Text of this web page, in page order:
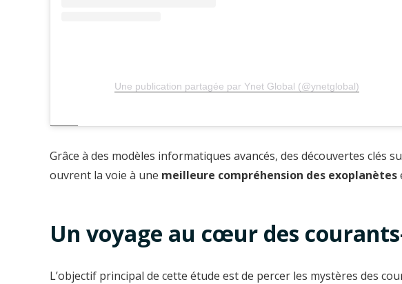
Une publication partagée par Ynet Global (@ynetglobal)
Grâce à des modèles informatiques avancés, des découvertes clés
ouvrent la voie à une meilleure compréhension des exoplanètes
Un voyage au cœur des
L’objectif principal de cette étude est de percer les mystères des